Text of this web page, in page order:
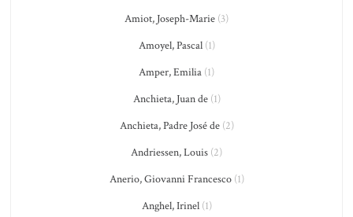
Amiot, Joseph-Marie (3)
Amoyel, Pascal(1)
Amper, Emilia (1)
Anchieta, Juan de(1)
Anchieta, Padre José de(2)
Andriessen, Louis (2)
Anerio, Giovanni Francesco(1)
Anghel, Irinel(1)